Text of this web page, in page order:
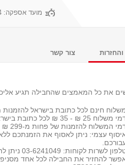
מועד אספקה:
צור קשר
את כל המאמצים שהחבילה תגיע
חינם לכל כתובת בישראל להזמנות מעל
משלוח 25 ₪ - 35 ₪ לכל כתובת בישראל
המשלוח להזמנות של פחות מ-299 ₪ מחושב לפי שיטת המשלוח שבחרת ומשקל החבילה.
עצמי: ניתן לאסוף את הזמנתכם
לשרות לקוחות: 03-6241049 ניתן להחזיר כל הזמנה או חלק ממנה תוך 30 יום מיום קבלתה, ללא שאלות מיותרות*